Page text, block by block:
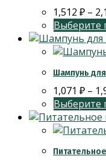
1,512 ₽ –
Выберите
Шампунь для
1,071 ₽ –
Выберите